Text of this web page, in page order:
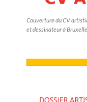
Couverture du CV
et dessinateur à